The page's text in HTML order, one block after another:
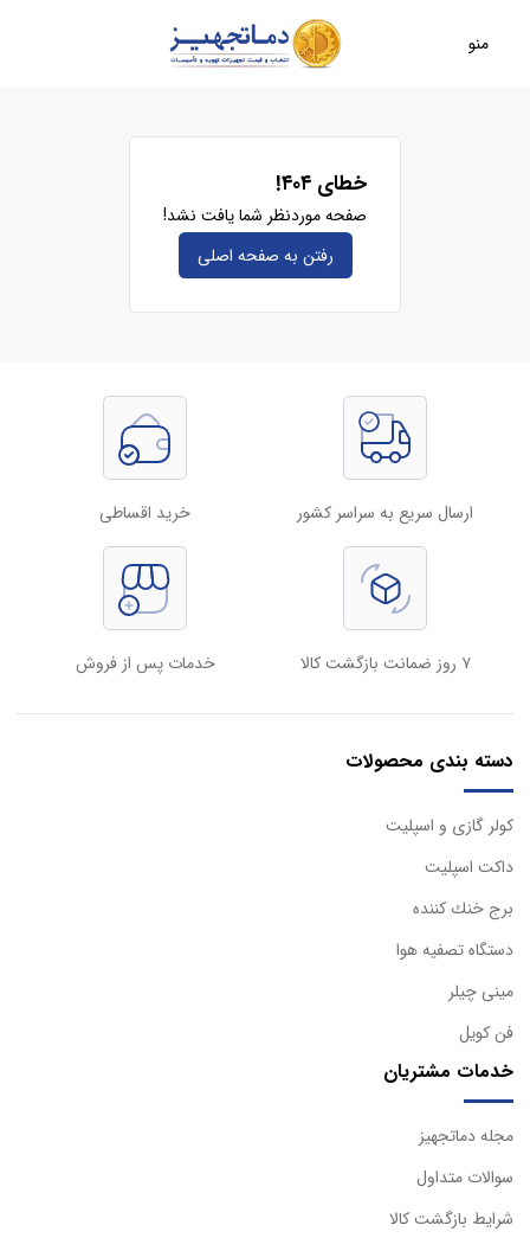
منو
خطای ۴۰۴!
صفحه موردنظر شما یافت نشد!
رفتن به صفحه‌ اصلی
ارسال سریع به سراسر کشور خرید اقساطی
۷ روز ضمانت بازگشت کالا خدمات پس از فروش
دسته بندی محصولات
كولر گازی و اسپليت
داكت اسپليت
برج خنك كننده
دستگاه تصفيه هوا
مینی چیلر
فن کویل
خدمات مشتریان
مجله دماتجهیز
سوالات متداول
شرایط بازگشت کالا